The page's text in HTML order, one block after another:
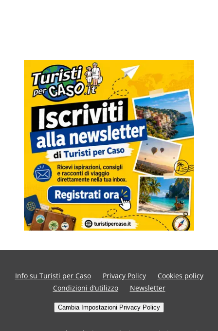
Info su Turisti per Caso Privacy Policy
Cookies policy
Condizioni d’utilizzo
Newsletter
Cambia Impostazioni Privacy Policy